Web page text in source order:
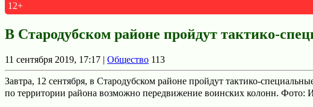
12+
В Стародубском районе пройдут тактико-
11 сентября 2019, 17:17 | Общество 113
Завтра, 12 сентября, в Стародубском районе пройдут тактико-
по территории района возможно передвижение воинских колонн. Фото: